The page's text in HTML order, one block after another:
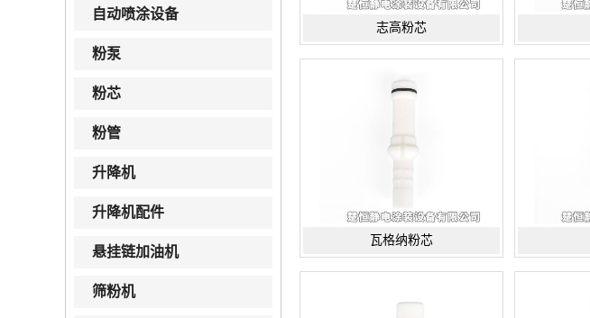
自动喷涂设备
粉泵
粉芯
粉管
升降机
升降机配件
悬挂链加油机
筛粉机
志高粉芯
瓦格纳粉芯